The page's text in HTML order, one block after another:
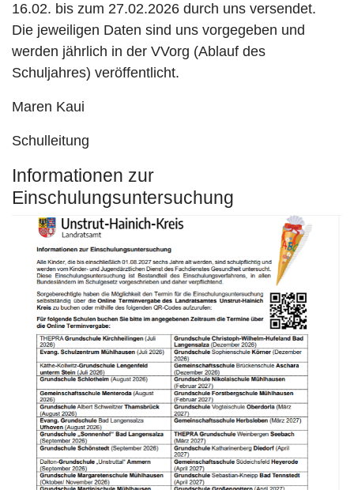
16.02. bis zum 27.02.2026 durch uns versendet.
Die jeweiligen Daten sind uns vorgegeben und
werden jährlich in der VVorg (Ablauf des
Schuljahres) veröffentlicht.
Maren Kaui
Schulleitung
Informationen zur
Einschulungsuntersuchung